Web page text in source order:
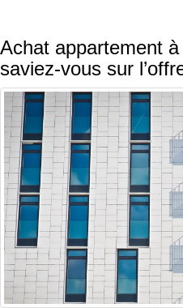
Achat appartement
saviez-vous sur